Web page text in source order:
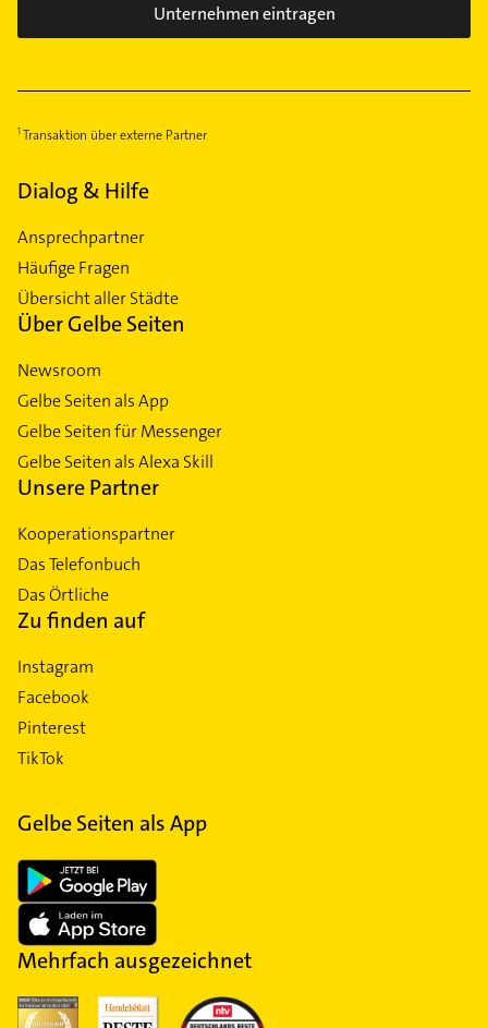
Unternehmen eintragen
Transaktion über externe Partner
Dialog & Hilfe
Ansprechpartner
Häufige Fragen
Übersicht aller Städte
Über Gelbe Seiten
Newsroom
Gelbe Seiten als App
Gelbe Seiten für Messenger
Gelbe Seiten als Alexa Skill
Unsere Partner
Kooperationspartner
Das Telefonbuch
Das Örtliche
Zu finden auf
Instagram
Facebook
Pinterest
TikTok
Gelbe Seiten als App
Mehrfach ausgezeichnet